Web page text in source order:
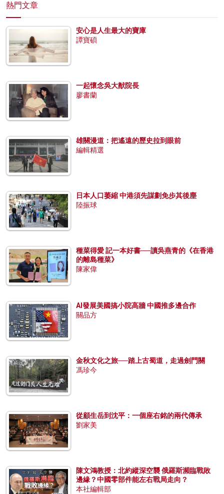
熱門文章
安心是人生最大的寶庫
譚寶碩
一起懷念吳大猷院長
廖書蘭
雄關漫道：把遙遠的歷史拉到眼前
編輯精選
日本人口萎縮 中港須先謀劃免步其後塵
陸振球
種菜得愛 記一本好書──讀吳燕青的《在香港
的離島種菜》
陳家偉
AI發展美國搞小院高牆 中國推多邊合作
關品方
金秋文化之旅──踏上古蜀道，走過劍門關
馮珍今
從顧生岳到沈平：一個座右銘的兩代傳承
劉家美
陳文鴻教授：北約縱深空襲 俄羅斯瀕臨戰敗
邊緣？中國零部件能左右戰局走向？
本社編輯部